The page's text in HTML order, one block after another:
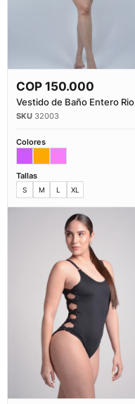
Comprar Ahora
COP 150.000
Vestido de Baño Entero Rio
32003
Colores
Tallas
S M L XL